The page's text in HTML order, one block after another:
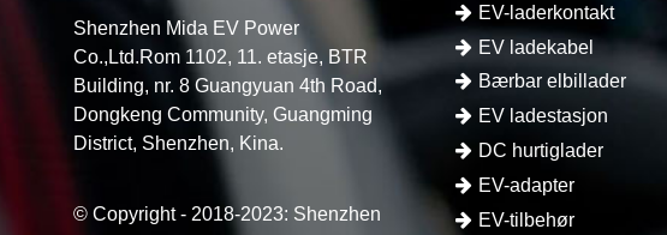
Shenzhen Mida EV Power
Co.,Ltd.Rom 1102, 11. etasje, BTR
Building, nr. 8 Guangyuan 4th Road,
Dongkeng Community, Guangming
District, Shenzhen, Kina.
© Copyright - 2018-2023: Shenzhen
EV-laderkontakt
EV ladekabel
Bærbar elbillader
EV ladestasjon
DC hurtiglader
EV-adapter
EV-tilbehør